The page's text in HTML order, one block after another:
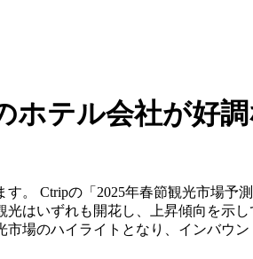
ホテル会社が好
。 Ctripの「2025年春節観光市場
はいずれも開花し、上昇傾向を示
場のハイライトとなり、インバウ